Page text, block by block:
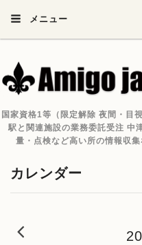
メニュー
国家資格1等（限定解除 夜間・目
駅と関連施設の業務委託受注 中
量・点検など高い所の情報収
カレンダー